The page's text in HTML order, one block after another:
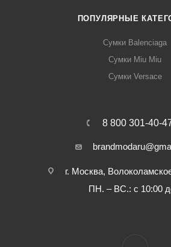
ПОПУЛЯРНЫЕ
Сумки Balenciaga
Сумки Miu Miu
Сумки Versace
8 800 301-40-
г. Москва,
ПН. – ВС.: с 10:00